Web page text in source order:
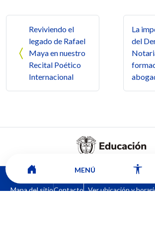
Reviviendo el
legado de Rafael
Maya en nuestro
Recital Poético
Internacional
La
del
Mapa del sitioContacto Ver ubicación y
MENÚ